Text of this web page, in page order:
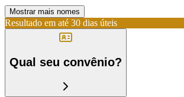
Mostrar mais nomes
Resultado em até 30 dias úteis
Qual seu convênio?